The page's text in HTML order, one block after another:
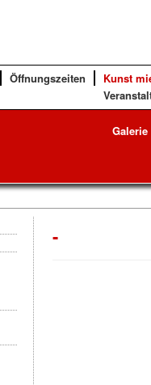
Öffnungszeiten
Kunst
-